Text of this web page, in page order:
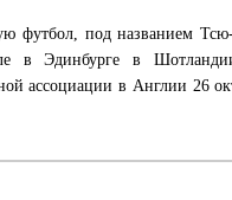
футбол, под названием
в Эдинбурге в
ассоциации в Англии 26